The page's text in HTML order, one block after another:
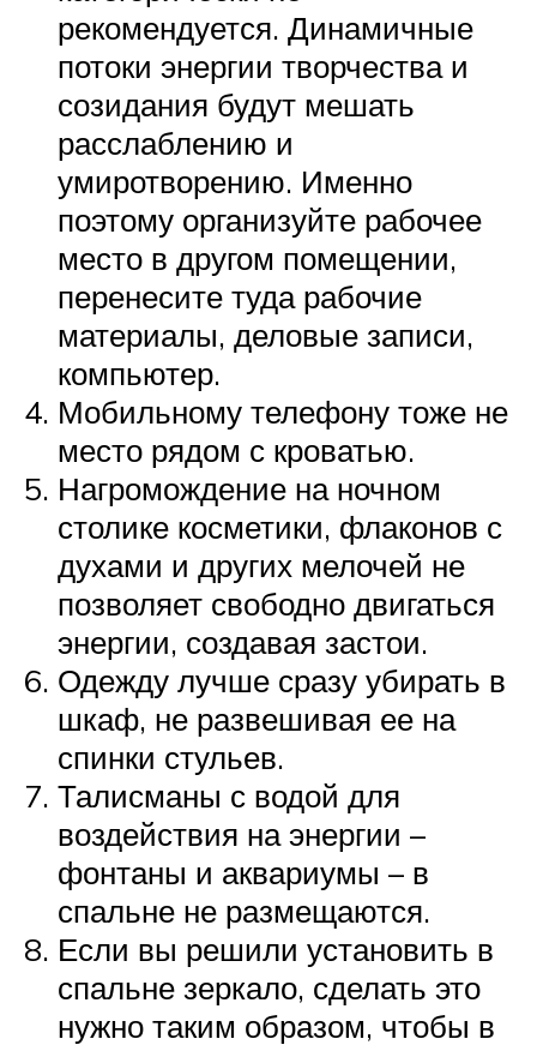
рекомендуется. Динамичные
потоки энергии творчества и
созидания будут мешать
расслаблению и
умиротворению. Именно
поэтому организуйте рабочее
место в другом помещении,
перенесите туда рабочие
материалы, деловые записи,
компьютер.
Мобильному телефону тоже не
место рядом с кроватью.
Нагромождение на ночном
столике косметики, флаконов с
духами и других мелочей не
позволяет свободно двигаться
энергии, создавая застои.
Одежду лучше сразу убирать в
шкаф, не развешивая ее на
спинки стульев.
Талисманы с водой для
воздействия на энергии –
фонтаны и аквариумы – в
спальне не размещаются.
Если вы решили установить в
спальне зеркало, сделать это
нужно таким образом, чтобы в